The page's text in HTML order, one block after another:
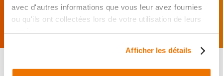
avec d'autres informations que vous leur avez fournies
ou qu'ils ont collectées lors de votre utilisation de leurs
Afficher les détails
Rechercher par...